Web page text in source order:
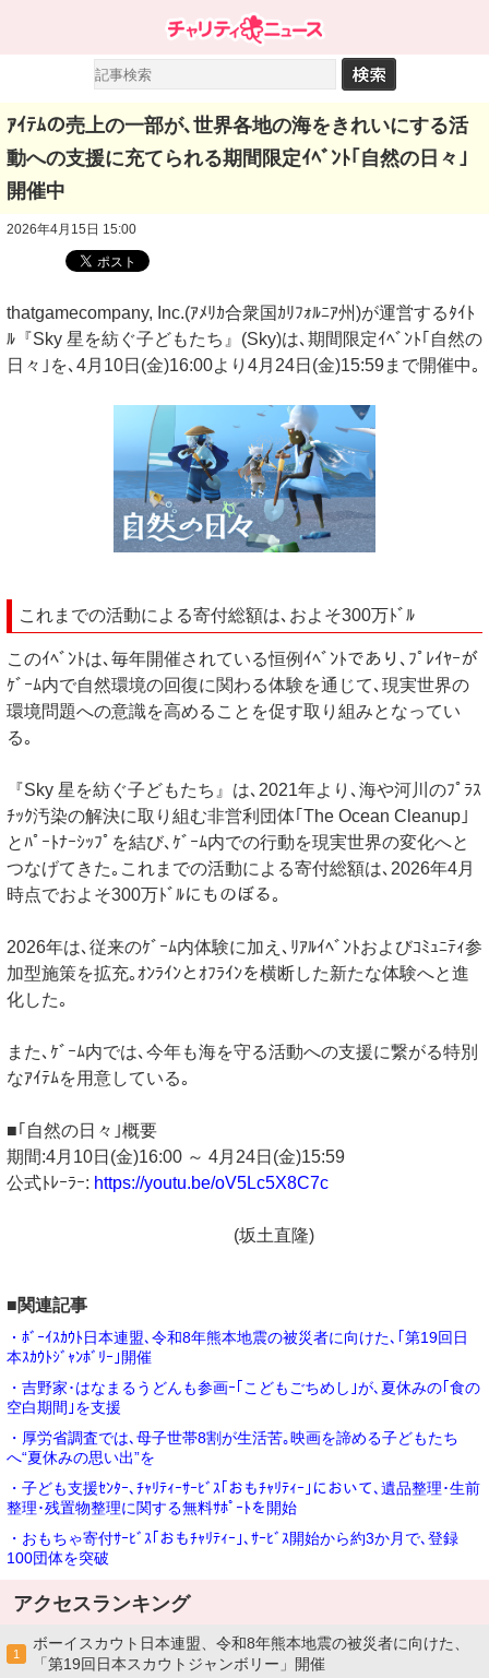
ｱｲﾃﾑの売上の一部が､世界各地の海をきれいにする活
動への支援に充てられる期間限定ｲﾍﾞﾝﾄ｢自然の日々｣
開催中
2026年4月15日 15:00
thatgamecompany, Inc.(ｱﾒﾘｶ合衆国ｶﾘﾌｫﾙﾆｱ州)が運営するﾀｲﾄ
ﾙ『Sky 星を紡ぐ子どもたち』(Sky)は､期間限定ｲﾍﾞﾝﾄ｢自然の
日々｣を､4月10日(金)16:00より4月24日(金)15:59まで開催中｡
これまでの活動による寄付総額は､およそ300万ﾄﾞﾙ
このｲﾍﾞﾝﾄは､毎年開催されている恒例ｲﾍﾞﾝﾄであり､ﾌﾟﾚｲﾔｰが
ｹﾞｰﾑ内で自然環境の回復に関わる体験を通じて､現実世界の
環境問題への意識を高めることを促す取り組みとなってい
る｡
『Sky 星を紡ぐ子どもたち』は､2021年より､海や河川のﾌﾟﾗｽ
ﾁｯｸ汚染の解決に取り組む非営利団体｢The Ocean Cleanup｣
とﾊﾟｰﾄﾅｰｼｯﾌﾟを結び､ｹﾞｰﾑ内での行動を現実世界の変化へと
つなげてきた｡これまでの活動による寄付総額は､2026年4月
時点でおよそ300万ﾄﾞﾙにものぼる｡
2026年は､従来のｹﾞｰﾑ内体験に加え､ﾘｱﾙｲﾍﾞﾝﾄおよびｺﾐｭﾆﾃｨ参
加型施策を拡充｡ｵﾝﾗｲﾝとｵﾌﾗｲﾝを横断した新たな体験へと進
化した｡
また､ｹﾞｰﾑ内では､今年も海を守る活動への支援に繋がる特別
なｱｲﾃﾑを用意している｡
■｢自然の日々｣概要
期間:4月10日(金)16:00 ～ 4月24日(金)15:59
公式ﾄﾚｰﾗｰ: https://youtu.be/oV5Lc5X8C7c
(坂土直隆)
■関連記事
・ﾎﾞｰｲｽｶｳﾄ日本連盟､令和8年熊本地震の被災者に向けた､｢第19回日
本ｽｶｳﾄｼﾞｬﾝﾎﾞﾘｰ｣開催
・吉野家･はなまるうどんも参画ｰ｢こどもごちめし｣が､夏休みの｢食の
空白期間｣を支援
・厚労省調査では､母子世帯8割が生活苦｡映画を諦める子どもたち
へ“夏休みの思い出”を
・子ども支援ｾﾝﾀｰ､ﾁｬﾘﾃｨｰｻｰﾋﾞｽ｢おもﾁｬﾘﾃｨｰ｣において､遺品整理･生前
整理･残置物整理に関する無料ｻﾎﾟｰﾄを開始
・おもちゃ寄付ｻｰﾋﾞｽ｢おもﾁｬﾘﾃｨｰ｣､ｻｰﾋﾞｽ開始から約3か月で､登録
100団体を突破
アクセスランキング
1
ボーイスカウト日本連盟、令和8年熊本地震の被災者に向けた、
「第19回日本スカウトジャンボリー」開催